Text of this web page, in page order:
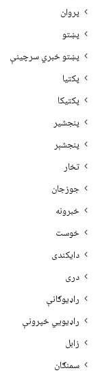
پروان
پښتو
پښتو خبري سرچينې
پکتيا
پکتیکا
پنجشیر
پنجشېر
تخار
جوزجان
خبرونه
خوست
دایکندی
دری
راډیوګانې
راډیويي خپرونې
زابل
سمنګان